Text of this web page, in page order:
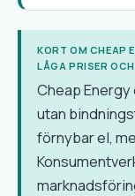
KORT OM CHEAP
LÅGA PRISER
Cheap
utan
förnybar el,